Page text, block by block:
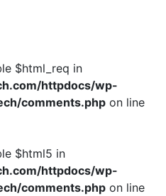
$html_req in
httpdocs/wp-
comments.php on line
$html5 in
httpdocs/wp-
comments.php on line